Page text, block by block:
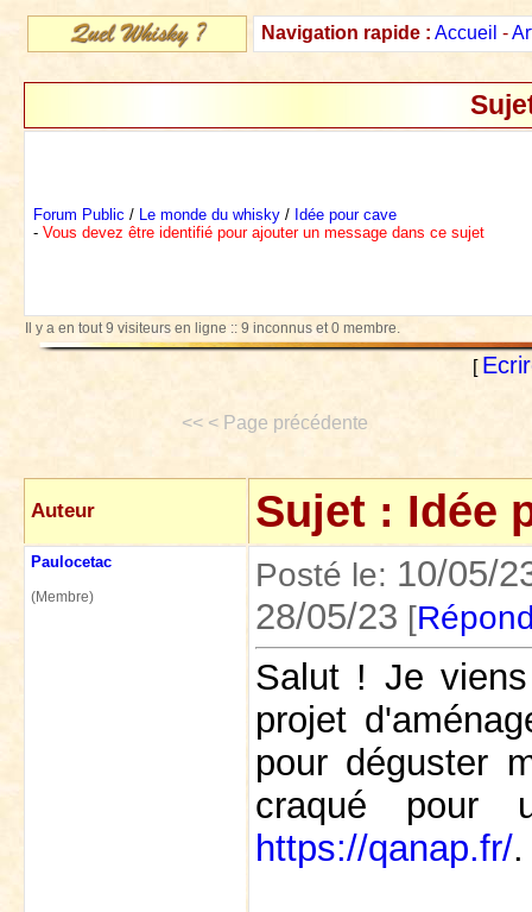
Navigation rapide : Accueil -
Forum Public / Le monde du whisky / Idée pour cave
- Vous devez être identifié pour ajouter un message dans ce sujet
Il y a en tout 9 visiteurs en ligne :: 9 inconnus et 0 membre.
[
<< < Page précédente
Auteur Sujet : Idée
Paulocetac
(Membre)
Posté le: 10/05/
28/05/23 [
Salut ! Je
projet
pour déguster
craqué pour
https://qanap.fr/.